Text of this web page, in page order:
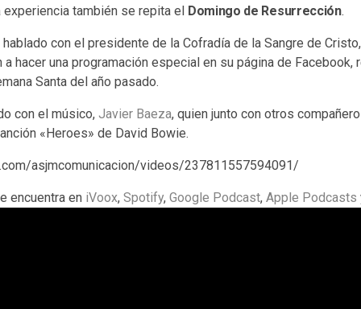
experiencia también se repita el Domingo de Resurrección.
con el presidente de la Cofradía de la Sangre de Cristo,
hacer una programación especial en su página de Facebook,
Santa del año pasado.
con el músico, Javier Baeza, quien junto con otros
«Heroes» de David Bowie.
asjmcomunicacion/videos/237811557594091/
encuentra en iVoox, Spotify, Google Podcast, Apple Podcasts